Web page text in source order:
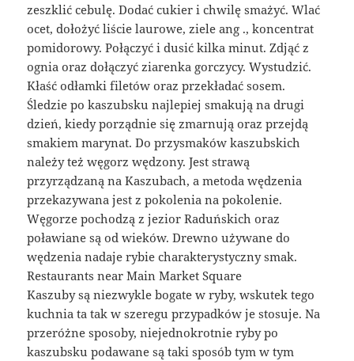
zeszklić cebulę. Dodać cukier i chwilę smażyć. Wlać
ocet, dołożyć liście laurowe, ziele ang ., koncentrat
pomidorowy. Połączyć i dusić kilka minut. Zdjąć z
ognia oraz dołączyć ziarenka gorczycy. Wystudzić.
Kłaść odłamki filetów oraz przekładać sosem.
Śledzie po kaszubsku najlepiej smakują na drugi
dzień, kiedy porządnie się zmarnują oraz przejdą
smakiem marynat. Do przysmaków kaszubskich
należy też węgorz wędzony. Jest strawą
przyrządzaną na Kaszubach, a metoda wędzenia
przekazywana jest z pokolenia na pokolenie.
Węgorze pochodzą z jezior Raduńskich oraz
poławiane są od wieków. Drewno używane do
wędzenia nadaje rybie charakterystyczny smak.
Restaurants near Main Market Square
Kaszuby są niezwykle bogate w ryby, wskutek tego
kuchnia ta tak w szeregu przypadków je stosuje. Na
przeróżne sposoby, niejednokrotnie ryby po
kaszubsku podawane są taki sposób tym w tym